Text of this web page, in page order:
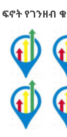
ፍኖት የገንዘብ